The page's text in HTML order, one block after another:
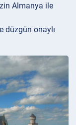
Almanya ile
düzgün onaylı